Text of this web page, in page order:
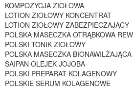
KOMPOZYCJA ZIOŁOWA
LOTION ZIOŁOWY KONCENTRAT
LOTION ZIOŁOWY ZABEZPIECZAJĄCY
POLSKA MASECZKA OTRĄBKOWA
POLSKI TONIK ZIOŁOWY
POLSKA MASECZKA
SAIPAN OLEJEK JOJOBA
POLSKI PREPARAT KOLAGENOWY
POLSKIE SERUM KOLAGENOWE